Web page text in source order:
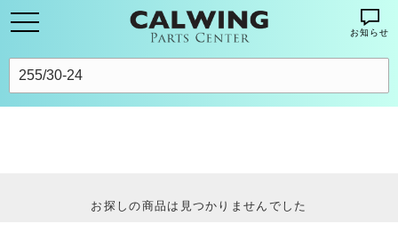
お知らせ
お探しの商品は見つかりませんでした